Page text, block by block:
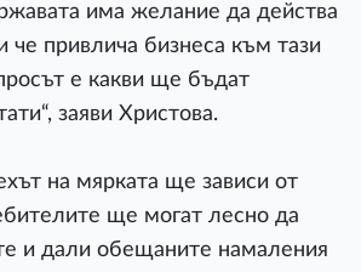
има желание да действа
че привлича бизнеса към тази
е какви ще бъдат
заяви Христова.
на мярката ще зависи от
ще могат лесно да
и дали обещаните намаления